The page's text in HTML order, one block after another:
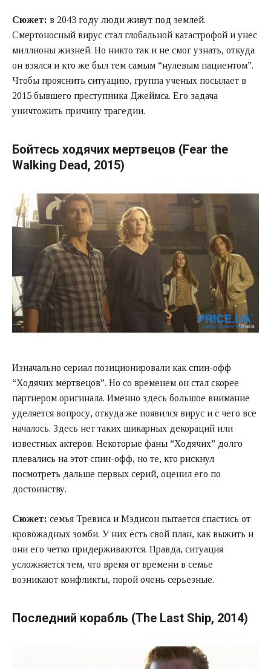
Сюжет: в 2043 году люди живут под землей.
Смертоносный вирус стал глобальной катастрофой и унес
миллионы жизней. Но никто так и не смог узнать, откуда
он взялся и кто же был тем самым “нулевым пациентом”.
Чтобы прояснить ситуацию, группа ученых посылает в
2015 бывшего преступника Джеймса. Его задача
уничтожить причину трагедии.
Бойтесь ходячих мертвецов (Fear the
Walking Dead, 2015)
Изначально сериал позиционировали как спин-офф
“Ходячих мертвецов”. Но со временем он стал скорее
партнером оригинала. Именно здесь большое внимание
уделяется вопросу, откуда же появился вирус и с чего все
началось. Здесь нет таких шикарных декораций или
известных актеров. Некоторые фаны “Ходячих” долго
плевались на этот спин-офф, но те, кто рискнул
посмотреть дальше первых серий, оценил его по
достоинству.
Сюжет: семья Тревиса и Мэдисон пытается спастись от
кровожадных зомби. У них есть свой план, как выжить и
они его четко придерживаются. Правда, ситуация
усложняется тем, что время от времени в семье
возникают конфликты, порой очень серьезные.
Последний корабль (The Last Ship, 2014)